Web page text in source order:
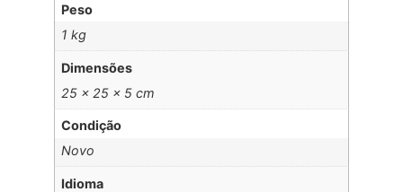
Peso
1 kg
Dimensões
25 × 25 × 5 cm
Condição
Novo
Idioma